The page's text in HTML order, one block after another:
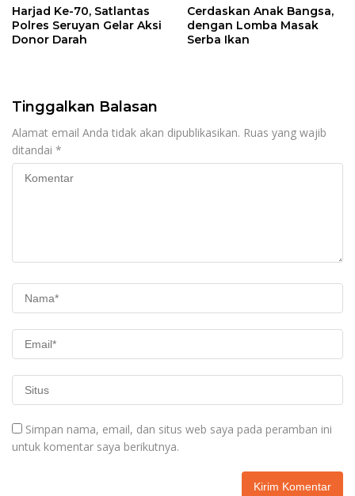
Harjad Ke-70, Satlantas
Polres Seruyan Gelar Aksi
Donor Darah
Cerdaskan Anak Bangsa,
dengan Lomba Masak
Serba Ikan
Tinggalkan Balasan
Alamat email Anda tidak akan dipublikasikan. Ruas yang wajib
ditandai *
Simpan nama, email, dan situs web saya pada peramban ini
untuk komentar saya berikutnya.